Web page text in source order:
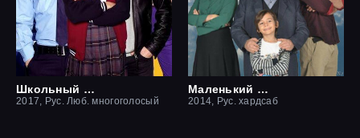
Школьный патруль
2017, Рус. Люб. многоголосый
Маленький начальник
2014, Рус. хардсаб